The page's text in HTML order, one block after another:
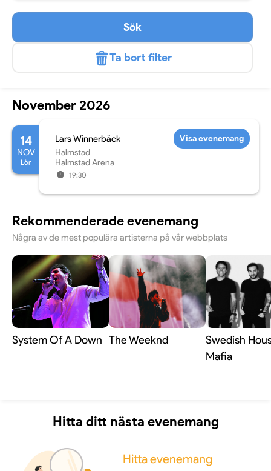
Sök
Ta bort filter
November 2026
14
NOV
Lör
Lars Winnerbäck
Halmstad
Halmstad Arena
19:30
Visa evenemang
Rekommenderade evenemang
Några av de mest populära artisterna på vår webbplats
System Of A Down The Weeknd
Swedish
Mafia
Hitta ditt nästa evenemang
Hitta evenemang